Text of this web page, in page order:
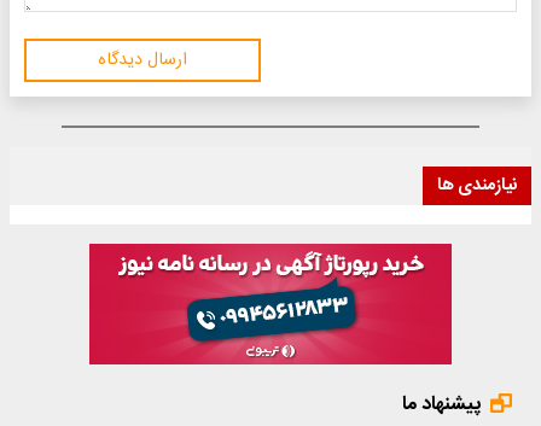
ارسال دیدگاه
نیازمندی ها
پیشنهاد ما